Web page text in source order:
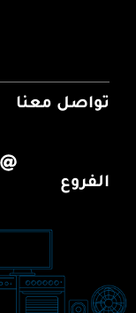
تواصل معنا
الفروع